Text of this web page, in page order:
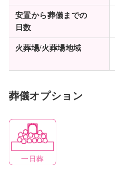
安置から葬儀までの
日数
火葬場/火葬場地域
葬儀オプション
一日葬